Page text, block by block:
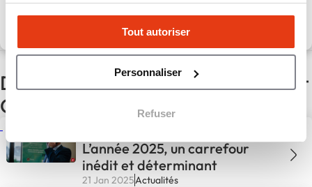
Tout autoriser
Personnaliser
Refuser
Découvrir le réseau
D'autres actualités du réseau Crédit
Conseil de France
L’année 2025, un carrefour
inédit et déterminant
21 Jan 2025Actualités